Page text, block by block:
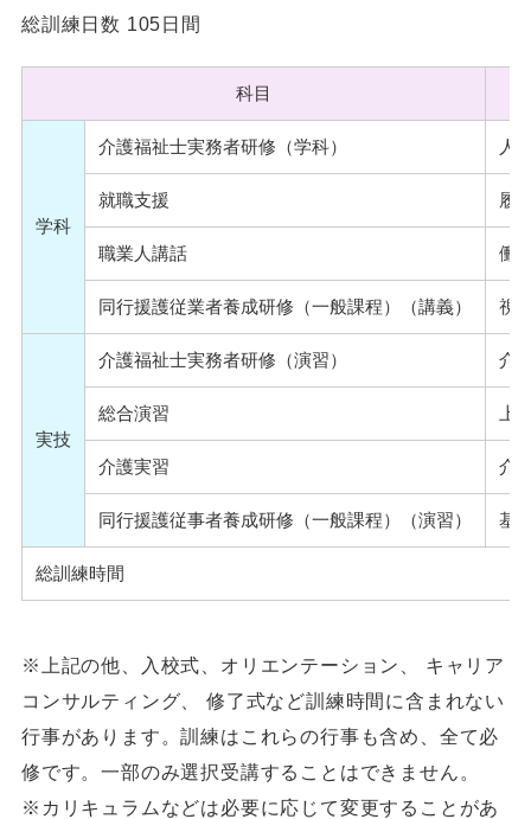
総訓練日数 105日間
科目
学科
介護福祉士実務者研修（学科） 人
就職支援 履
職業人講話 働
同行援護従業者養成研修（一般課程）（講義） 視
実技
介護福祉士実務者研修（演習） 介
総合演習 上
介護実習 介
同行援護従事者養成研修（一般課程）（演習） 基
総訓練時間
※上記の他、入校式、オリエンテーション、 キャリア
コンサルティング、 修了式など訓練時間に含まれない
行事があります。訓練はこれらの行事も含め、全て必
修です。一部のみ選択受講することはできません。
※カリキュラムなどは必要に応じて変更することがあ